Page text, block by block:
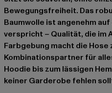
Bewegungsfreiheit. Das
Baumwolle ist angenehm
verspricht – Qualität, die im
Farbgebung macht die
Kombinationspartner für
Hoodie bis zum lässigen
keiner Garderobe fehlen